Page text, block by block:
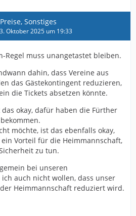
Sonstiges
Oktober 2025 um 19:33
Regel muss unangetastet bleiben.
dahin, dass Vereine aus
das Gästekontingent reduzieren,
die Tickets absetzen könnte.
okay, dafür haben die Fürther
möchte, ist das ebenfalls okay,
Vorteil für die Heimmannschaft,
zu tun.
bei unseren
auch nicht wollen, dass unser
Heimmannschaft reduziert wird.